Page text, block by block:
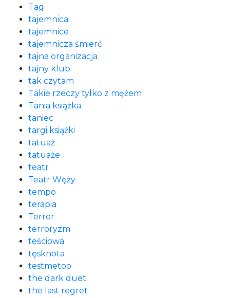
Tag
tajemnica
tajemnice
tajemnicza śmierć
tajna organizacja
tajny klub
tak czytam
Takie rzeczy tylko z mężem
Tania książka
taniec
targi książki
tatuaż
tatuaże
teatr
Teatr Węży
tempo
terapia
Terror
terroryzm
teściowa
tęsknota
testmetoo
the dark duet
the last regret